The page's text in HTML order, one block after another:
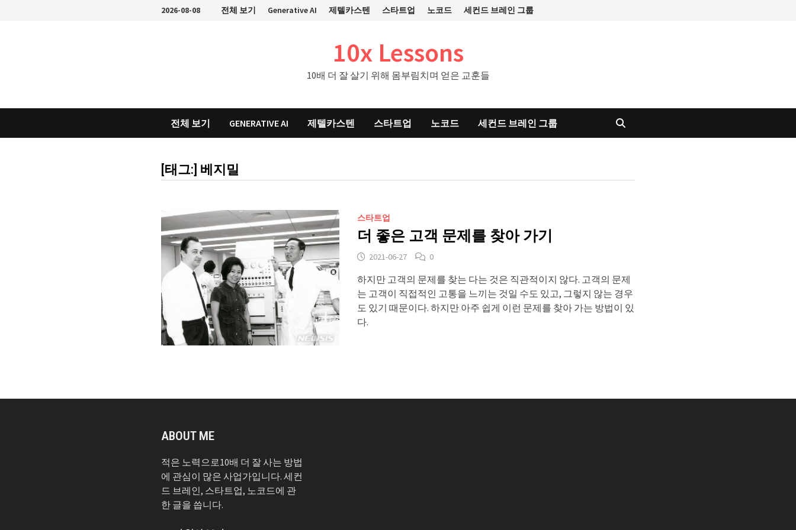
2026-08-08 전체 보기 Generative AI 제텔카스텐 스타트업 노코드 세컨드 브레인 그룹
10x Lessons
10배 더 잘 살기 위해 몸부림치며 얻은 교훈들
전체 보기 GENERATIVE AI 제텔카스텐 스타트업 노코드 세컨드 브레인 그룹
[태그:] 베지밀
스타트업
더 좋은 고객 문제를 찾아 가기
2021-06-27 0
하지만 고객의 문제를 찾는 다는 것은 직관적이지 않다. 고객의 문제
는 고객이 직접적인 고통을 느끼는 것일 수도 있고, 그렇지 않는 경우
도 있기 때문이다. 하지만 아주 쉽게 이런 문제를 찾아 가는 방법이 있
다.
ABOUT ME
적은 노력으로10배 더 잘 사는 방법
에 관심이 많은 사업가입니다. 세컨
드 브레인, 스타트업, 노코드에 관
한 글을 씁니다.